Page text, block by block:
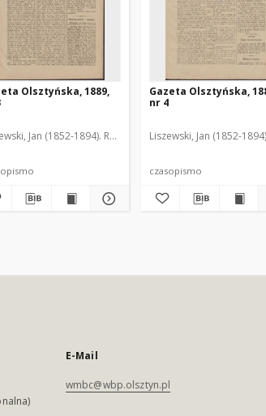
Olsztyńska, 1889,
Jan (1852-1894). Red.
Gazeta Olsztyńska,
nr 4
Liszewski, Jan (1852-1894).
czasopismo
E-Mail
wmbc@wbp.olsztyn.pl